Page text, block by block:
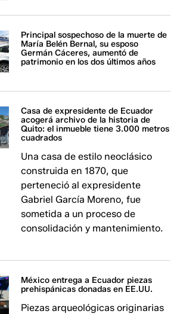
Principal sospechoso de la muerte de
María Belén Bernal, su esposo
Germán Cáceres, aumentó de
patrimonio en los dos últimos años
Casa de expresidente de Ecuador
acogerá archivo de la historia de
Quito: el inmueble tiene 3.000 metros
cuadrados
Una casa de estilo neoclásico
construida en 1870, que
perteneció al expresidente
Gabriel García Moreno, fue
sometida a un proceso de
consolidación y mantenimiento.
México entrega a Ecuador piezas
prehispánicas donadas en EE.UU.
Piezas arqueológicas originarias